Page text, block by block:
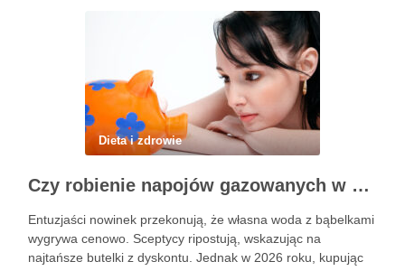
Dieta i zdrowie
Czy robienie napojów gazowanych w domu się opłaca?
Entuzjaści nowinek przekonują, że własna woda z bąbelkami
wygrywa cenowo. Sceptycy ripostują, wskazując na
najtańsze butelki z dyskontu. Jednak w 2026 roku, kupując